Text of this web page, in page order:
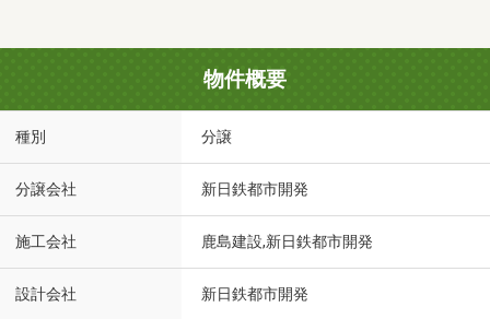
物件概要
種別 分譲
分譲会社 新日鉄都市開発
施工会社 鹿島建設,新日鉄都市開発
設計会社 新日鉄都市開発